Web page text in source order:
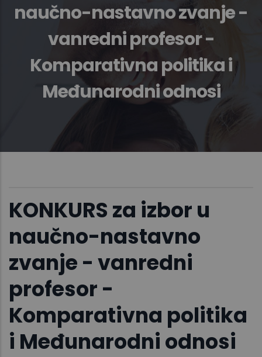
naučno-nastavno zvanje -
vanredni profesor -
Komparativna politika i
Međunarodni odnosi
KONKURS za izbor u
naučno-nastavno
zvanje - vanredni
profesor -
Komparativna politika
i Međunarodni odnosi